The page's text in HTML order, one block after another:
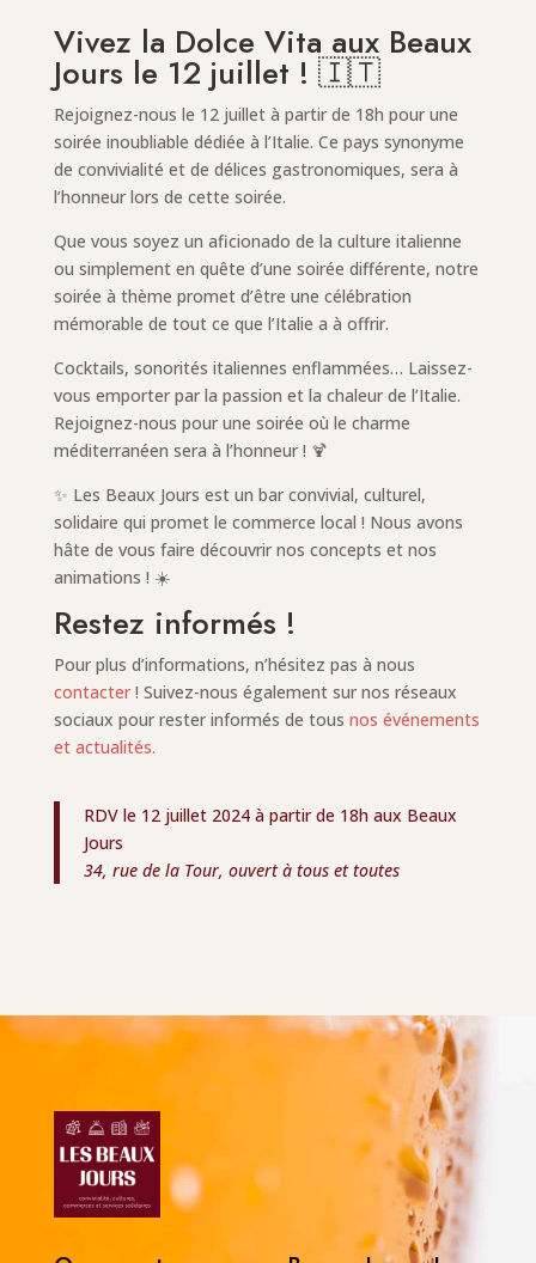
Vivez la Dolce Vita aux Beaux
Jours le 12 juillet ! 🇮🇹
Rejoignez-nous le 12 juillet à partir de 18h pour une
soirée inoubliable dédiée à l’Italie. Ce pays synonyme
de convivialité et de délices gastronomiques, sera à
l’honneur lors de cette soirée.
Que vous soyez un aficionado de la culture italienne
ou simplement en quête d’une soirée différente, notre
soirée à thème promet d’être une célébration
mémorable de tout ce que l’Italie a à offrir.
Cocktails, sonorités italiennes enflammées… Laissez-
vous emporter par la passion et la chaleur de l’Italie.
Rejoignez-nous pour une soirée où le charme
méditerranéen sera à l’honneur ! 🍹
✨ Les Beaux Jours est un bar convivial, culturel,
solidaire qui promet le commerce local ! Nous avons
hâte de vous faire découvrir nos concepts et nos
animations ! ☀️
Restez informés !
Pour plus d’informations, n’hésitez pas à nous
contacter! Suivez-nous également sur nos réseaux
sociaux pour rester informés de tous nos événements
et actualités.
RDV le 12 juillet 2024 à partir de 18h aux Beaux
Jours
34, rue de la Tour, ouvert à tous et toutes